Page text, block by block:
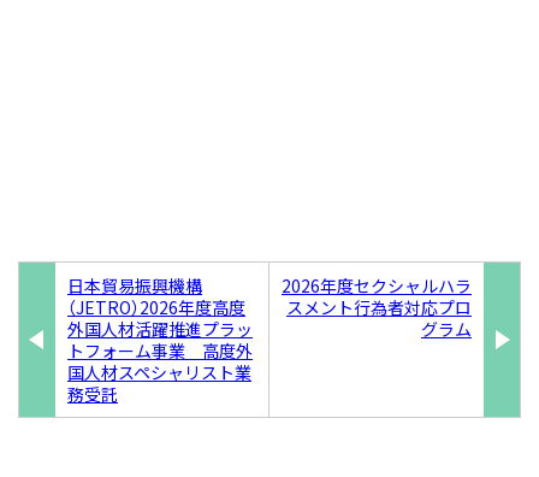
日本貿易振興機構
（JETRO）2026年度高度
外国人材活躍推進プラッ
トフォーム事業 高度外
国人材スペシャリスト業
務受託
2026年度セクシャルハラ
スメント行為者対応プロ
グラム